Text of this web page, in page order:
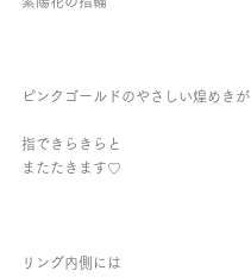
ピンクゴールドのやさしい煌めきが
指できらきらと
またたきます♡
リング内側には